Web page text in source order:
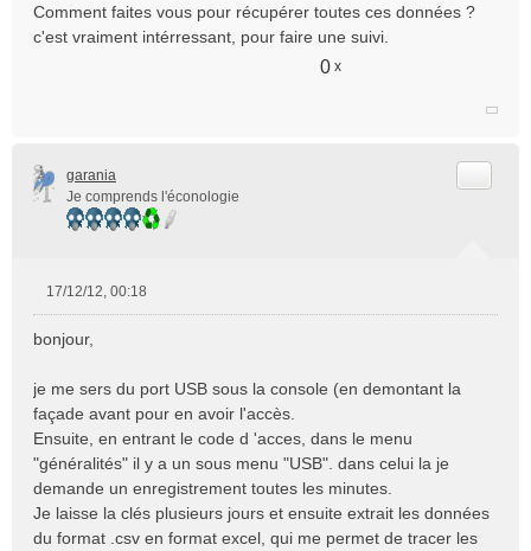
n
Comment faites vous pour récupérer toutes ces données ?
c'est vraiment intérressant, pour faire une suivi.
0 x
garania
Je comprends l'éconologie
s
a
g
e
n
o
n
l
u
17/12/12, 00:18
bonjour,
je me sers du port USB sous la console (en demontant la
façade avant pour en avoir l'accès.
Ensuite, en entrant le code d 'acces, dans le menu
"généralités" il y a un sous menu "USB". dans celui la je
demande un enregistrement toutes les minutes.
Je laisse la clés plusieurs jours et ensuite extrait les données
du format .csv en format excel, qui me permet de tracer les